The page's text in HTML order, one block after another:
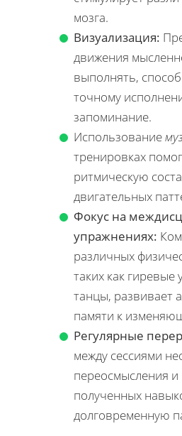
мозга.
Визуализация:
движения
выполнять,
точному
запоминание.
Использование
тренировках
ритмическую
двигательных
Фокус на
упражнениях:
различных
таких как гиревые
танцы, развивает
памяти к
Регулярные
между сессиями
переосмысления и
полученных
долговременную